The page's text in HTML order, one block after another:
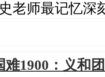
老师最记忆
难1900：义和